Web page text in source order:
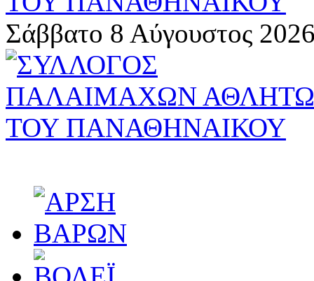
Σάββατο 8 Αύγουστος